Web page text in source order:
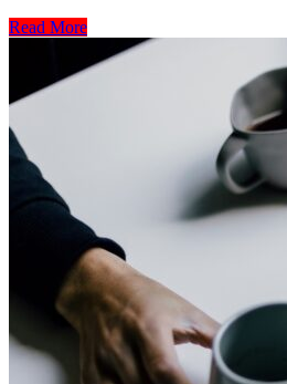
Read More